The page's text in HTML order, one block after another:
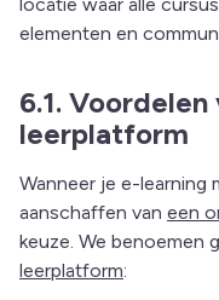
elementen en
6.1.
leerplatform
Wanneer je e-learning
aanschaffen van een
keuze. We benoemen
leerplatform: